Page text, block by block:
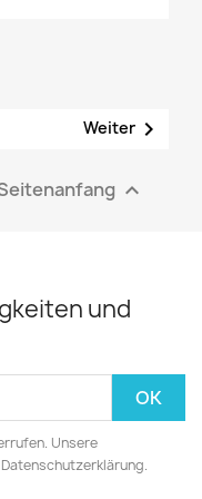
Weiter 

und
Unsere